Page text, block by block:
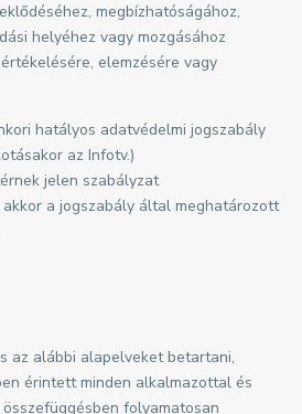
megbízhatóságához,
helyéhez vagy mozgásához
elemzésére vagy
hatályos adatvédelmi jogszabály
az Infotv.)
jelen szabályzat
a jogszabály által meghatározott
az alábbi alapelveket betartani,
érintett minden alkalmazottal és
folyamatosan